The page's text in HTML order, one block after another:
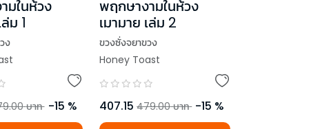
มในห้วง
ม 1
ง
บาท -15 %
พฤกษางามในห้วง
เมามาย เล่ม 2
ขวงซั่งจยาขวง
Honey Toast
407.15 479.00 บาท -15 %